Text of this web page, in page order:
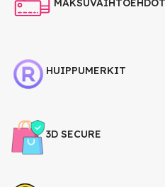
MAKSUVAIHTOEHDOT
HUIPPUMERKIT
3D SECURE